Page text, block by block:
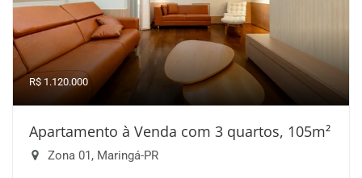
R$ 1.120.000
Apartamento à Venda com 3 quartos, 105m²
Zona 01, Maringá-PR